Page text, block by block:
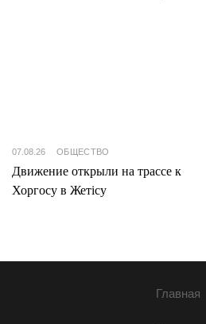
07.08.26 ОБЩЕСТВО
Движение открыли на трассе к
Хоргосу в Жетісу
Главная